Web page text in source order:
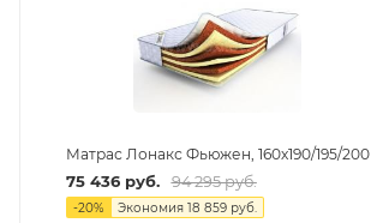
Матрас Лонакс Фьюжен, 160х190/195/200
75 436руб. 94 295руб.
-20% Экономия 18 859руб.